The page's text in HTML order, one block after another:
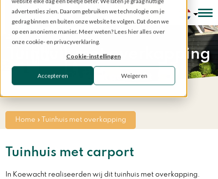
advertenties zien. Daarom gebruiken we technologie om je
gedrag binnen en buiten onze website te volgen. Dat doen we
op een anonieme manier. Meer weten? Lees hier alles over
onze cookie- en privacyverklaring.
Cookie-instellingen
Accepteren Weigeren
Configurator
Tuinhuis met overkapping
Op maat gemaakt
Home » Tuinhuis met overkapping
Tuinhuis met carport
In Koewacht realiseerden wij dit tuinhuis met overkapping.